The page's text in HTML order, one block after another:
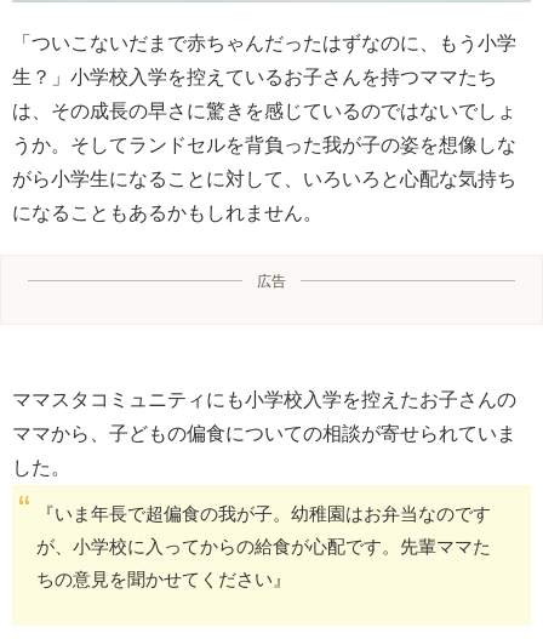
「ついこないだまで赤ちゃんだったはずなのに、もう小学
生？」小学校入学を控えているお子さんを持つママたち
は、その成長の早さに驚きを感じているのではないでしょ
うか。そしてランドセルを背負った我が子の姿を想像しな
がら小学生になることに対して、いろいろと心配な気持ち
になることもあるかもしれません。
広告
ママスタコミュニティにも小学校入学を控えたお子さんの
ママから、子どもの偏食についての相談が寄せられていま
した。
『いま年長で超偏食の我が子。幼稚園はお弁当なのです
が、小学校に入ってからの給食が心配です。先輩ママた
ちの意見を聞かせてください』